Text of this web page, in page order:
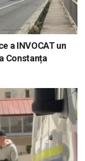
a INVOCAT un
Constanța